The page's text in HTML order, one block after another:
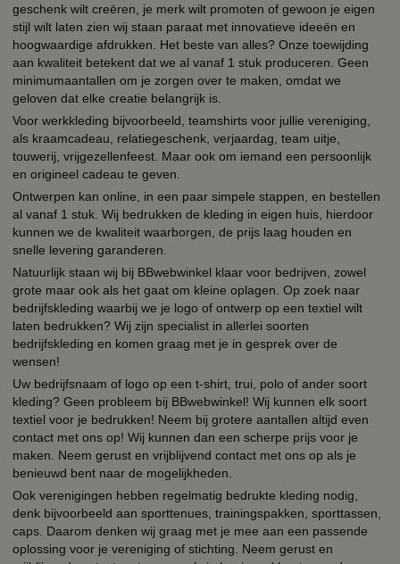
geschenk wilt creëren, je merk wilt promoten of gewoon je eigen
stijl wilt laten zien wij staan paraat met innovatieve ideeën en
hoogwaardige afdrukken. Het beste van alles? Onze toewijding
aan kwaliteit betekent dat we al vanaf 1 stuk produceren. Geen
minimumaantallen om je zorgen over te maken, omdat we
geloven dat elke creatie belangrijk is.
Voor werkkleding bijvoorbeeld, teamshirts voor jullie vereniging,
als kraamcadeau, relatiegeschenk, verjaardag, team uitje,
touwerij, vrijgezellenfeest. Maar ook om iemand een persoonlijk
en origineel cadeau te geven.
Ontwerpen kan online, in een paar simpele stappen, en bestellen
al vanaf 1 stuk. Wij bedrukken de kleding in eigen huis, hierdoor
kunnen we de kwaliteit waarborgen, de prijs laag houden en
snelle levering garanderen.
Natuurlijk staan wij bij BBwebwinkel klaar voor bedrijven, zowel
grote maar ook als het gaat om kleine oplagen. Op zoek naar
bedrijfskleding waarbij we je logo of ontwerp op een textiel wilt
laten bedrukken? Wij zijn specialist in allerlei soorten
bedrijfskleding en komen graag met je in gesprek over de
wensen!
Uw bedrijfsnaam of logo op een t-shirt, trui, polo of ander soort
kleding? Geen probleem bij BBwebwinkel! Wij kunnen elk soort
textiel voor je bedrukken! Neem bij grotere aantallen altijd even
contact met ons op! Wij kunnen dan een scherpe prijs voor je
maken. Neem gerust en vrijblijvend contact met ons op als je
benieuwd bent naar de mogelijkheden.
Ook verenigingen hebben regelmatig bedrukte kleding nodig,
denk bijvoorbeeld aan sporttenues, trainingspakken, sporttassen,
caps. Daarom denken wij graag met je mee aan een passende
oplossing voor je vereniging of stichting. Neem gerust en